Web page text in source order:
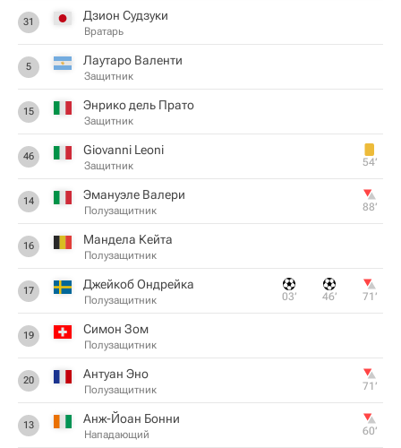
31 Дзион Судзуки
Вратарь
5 Лаутаро Валенти
Защитник
15 Энрико дель Прато
Защитник
46 Giovanni Leoni
Защитник 54‎’‎
14 Эмануэле Валери
Полузащитник 88‎’‎
16 Мандела Кейта
Полузащитник
17 Джейкоб Ондрейка
Полузащитник 03‎’‎ 46‎’‎ 71‎’‎
19 Симон Зом
Полузащитник
20 Антуан Эно
Полузащитник 71‎’‎
13 Анж-Йоан Бонни
Нападающий 60‎’‎